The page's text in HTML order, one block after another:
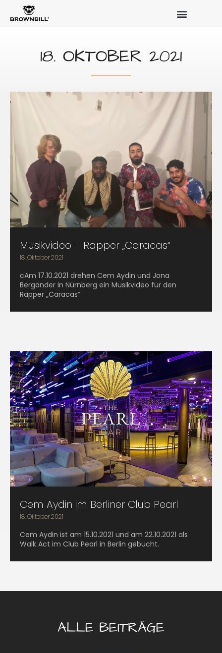
18. OKTOBER 2021
Musikvideo – Rapper „Caracas“
18. Oktober 2021
cAm 17.10.2021 drehen Cem Aydin und Jona
Bergander in Nürnberg ein Musikvideo für den
Rapper „Caracas“
Cem Aydin im Berliner Club Pearl
18. Oktober 2021
Cem Aydin ist am 15.10.2021 und am 22.10.2021 als
Walk Act im Club Pearl in Berlin gebucht.
ALLE BEITRÄGE